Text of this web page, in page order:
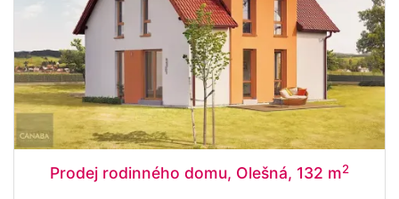
Prodej rodinného domu, Olešná, 132 m2